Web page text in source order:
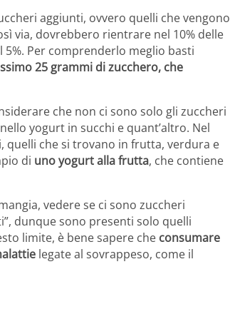
aggiunti, ovvero quelli che vengono
via, dovrebbero rientrare nel 10% delle
Per comprenderlo meglio basti
25 grammi di zucchero, che
che non ci sono solo gli zuccheri
yogurt in succhi e quant’altro. Nel
quelli che si trovano in frutta, verdura e
di uno yogurt alla frutta, che contiene
vedere se ci sono zuccheri
dunque sono presenti solo quelli
limite, è bene sapere che consumare
legate al sovrappeso, come il